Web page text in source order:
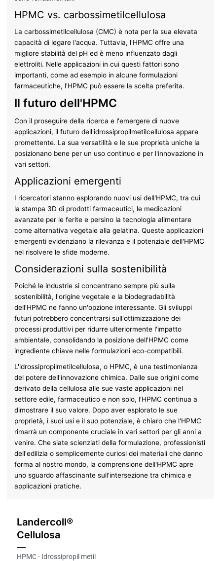
HPMC vs. carbossimetilcellulosa
La carbossimetilcellulosa (CMC) è nota per la sua elevata
capacità di legare l'acqua. Tuttavia, l'HPMC offre una
migliore stabilità del pH ed è meno influenzato dagli
elettroliti. Nelle applicazioni in cui questi fattori sono
importanti, come ad esempio in alcune formulazioni
farmaceutiche, l'HPMC può essere la scelta preferita.
Il futuro dell'HPMC
Con il proseguire della ricerca e l'emergere di nuove
applicazioni, il futuro dell'idrossipropilmetilcellulosa appare
promettente. La sua versatilità e le sue proprietà uniche la
posizionano bene per un uso continuo e per l'innovazione in
vari settori.
Applicazioni emergenti
I ricercatori stanno esplorando nuovi usi dell'HPMC, tra cui
la stampa 3D di prodotti farmaceutici, le medicazioni
avanzate per le ferite e persino la tecnologia alimentare
come alternativa vegetale alla gelatina. Queste applicazioni
emergenti evidenziano la rilevanza e il potenziale dell'HPMC
nel risolvere le sfide moderne.
Considerazioni sulla sostenibilità
Poiché le industrie si concentrano sempre più sulla
sostenibilità, l'origine vegetale e la biodegradabilità
dell'HPMC ne fanno un'opzione interessante. Gli sviluppi
futuri potrebbero concentrarsi sull'ottimizzazione dei
processi produttivi per ridurre ulteriormente l'impatto
ambientale, consolidando la posizione dell'HPMC come
ingrediente chiave nelle formulazioni eco-compatibili.
L'idrossipropilmetilcellulosa, o HPMC, è una testimonianza
del potere dell'innovazione chimica. Dalle sue origini come
derivato della cellulosa alle sue vaste applicazioni nel
settore edile, farmaceutico e non solo, l'HPMC continua a
dimostrare il suo valore. Dopo aver esplorato le sue
proprietà, i suoi usi e il suo potenziale, è chiaro che l'HPMC
rimarrà un componente cruciale in vari settori per gli anni a
venire. Che siate scienziati della formulazione, professionisti
dell'edilizia o semplicemente curiosi dei materiali che danno
forma al nostro mondo, la comprensione dell'HPMC apre
uno sguardo affascinante sull'intersezione tra chimica e
applicazioni pratiche.
Landercoll®
Cellulosa
HPMC - Idrossipropil metil